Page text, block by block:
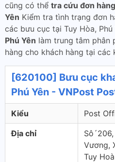
cũng có thể tra cứu đơn
Yên Kiểm tra tình trạng đơn
các bưu cục tại Tuy Hòa, Phú
Phú Yên làm trung tâm phân
hàng cho khách hàng tại các
[620100] Bưu cục
Phú Yên - VNPost
Kiểu Post
Địa chỉ
Vương,
Tuy